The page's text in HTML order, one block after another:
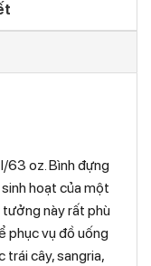
63 oz. Bình đựng
hoạt của một
tưởng này rất phù
phục vụ đồ uống
trái cây, sangria,